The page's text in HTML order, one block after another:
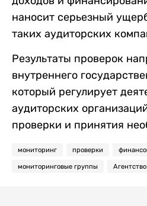
наносит серьезный
таких аудиторских
Результаты проверок
внутреннего
который регулирует
аудиторских
проверки и принятия
мониторинг проверки
мониторинговые группы